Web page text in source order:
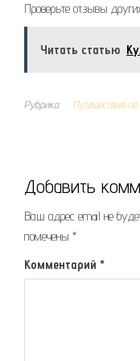
Проверьте отзывы
Читать статью
Рубрика Путешествия
Добавить
Ваш адрес email не
помечены *
Комментарий *